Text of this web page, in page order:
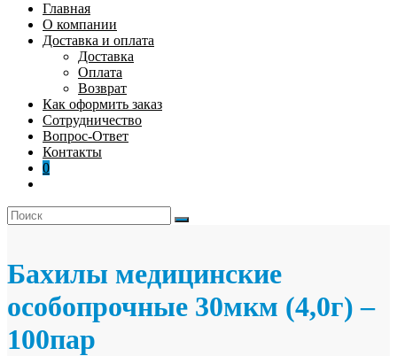
Главная
О компании
Доставка и оплата
Доставка
Оплата
Возврат
Как оформить заказ
Сотрудничество
Вопрос-Ответ
Контакты
0
Бахилы медицинские
особопрочные 30мкм (4,0г) –
100пар